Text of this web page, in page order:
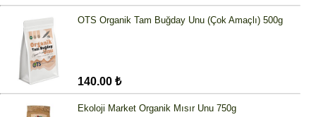
OTS Organik Tam Buğday Unu (Çok Amaçlı) 500g
140.00 ₺
Ekoloji Market Organik Mısır Unu 750g